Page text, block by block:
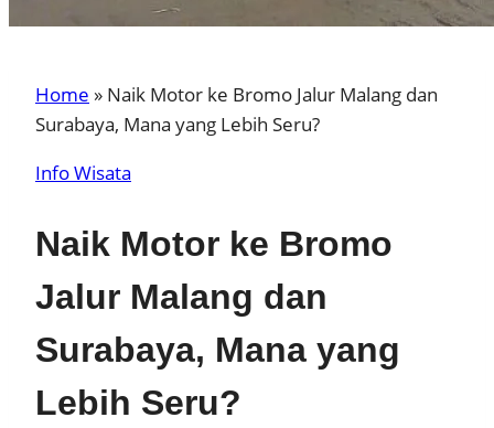
Home » Naik Motor ke Bromo Jalur Malang dan
Surabaya, Mana yang Lebih Seru?
Info Wisata
Naik Motor ke Bromo
Jalur Malang dan
Surabaya, Mana yang
Lebih Seru?